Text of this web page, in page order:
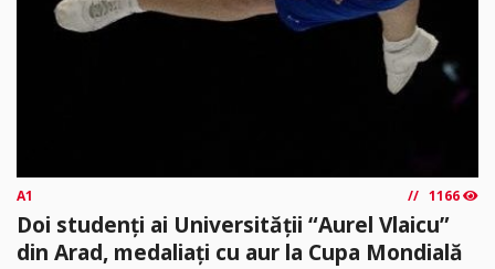
A1 1166
Doi studenți ai Universității “Aurel Vlaicu”
din Arad, medaliați cu aur la Cupa Mondială